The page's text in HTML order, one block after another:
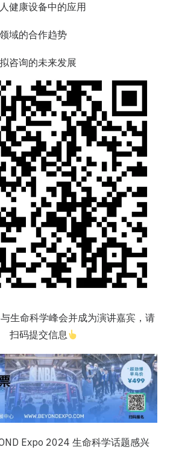
健康设备中的应用
域的合作趋势
咨询的未来发展
生命科学峰会并成为演讲嘉宾，请
扫码提交信息
Expo 2024 生命科学话题感兴